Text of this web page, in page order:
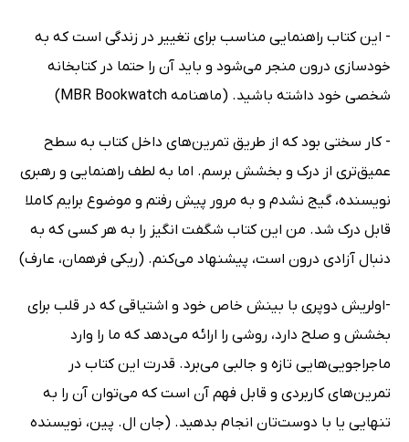
- این کتاب راهنمایی مناسب برای تغییر در زندگی است که به
خودسازی درون منجر می‌شود و باید آن را حتما در کتابخانه
شخصی خود داشته باشید. (ماهنامه MBR Bookwatch)
- کار سختی بود که از طریق تمرین‌های داخل کتاب به سطح
عمیق‌تری از درک و بخشش برسم. اما به لطف راهنمایی و رهبری
نویسنده، گیج نشدم و به مرور پیش رفتم و موضوع برایم کاملا
قابل درک شد. من این کتاب شگفت انگیز را به هر کسی که به
دنبال آزادی درون است، پیشنهاد می‌کنم. (ریکی فرهمان، عارف)
-اولریش دوپری با بینش خاص خود و اشتیاقی که در قلب برای
بخشش و صلح دارد، روشی را ارائه می‌دهد که ما را وارد
ماجراجویی‌هایی تازه و جالبی می‌برد. قدرت این کتاب در
تمرین‌های کاربردی و قابل فهم آن است که می‌توان آن را به
تنهایی یا با دوست‌تان انجام بدهید. (جان ال. پین، نویسنده